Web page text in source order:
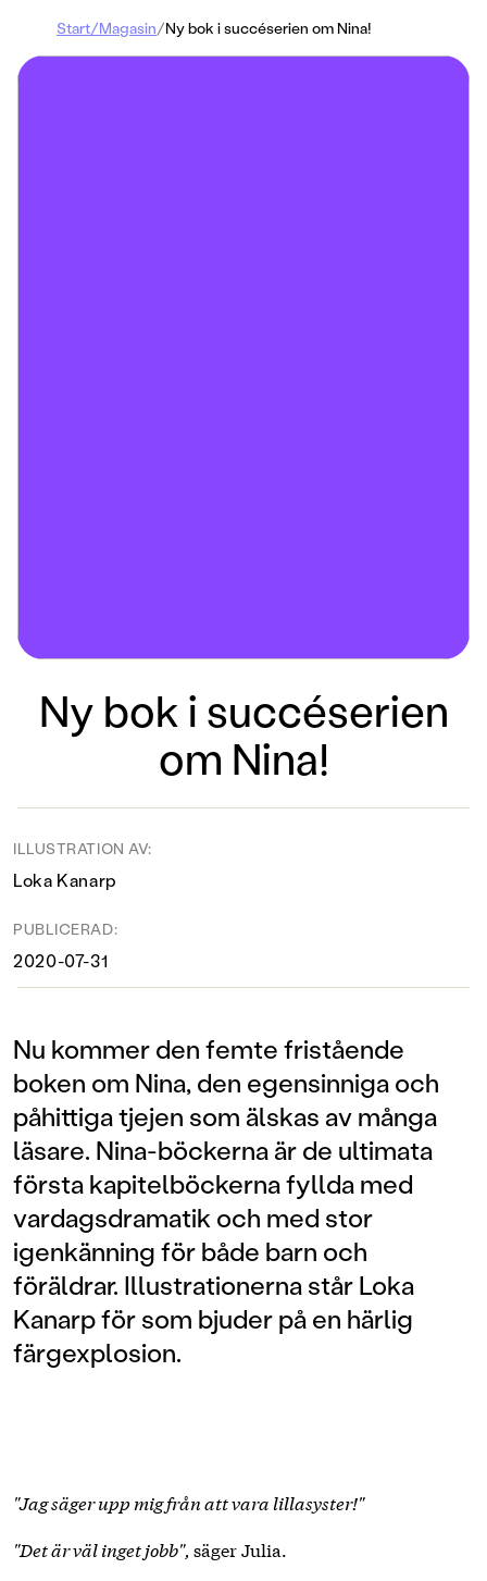
Start/Magasin/Ny bok i succéserien om Nina!
Ny bok i succéserien
om Nina!
ILLUSTRATION AV:
Loka Kanarp
PUBLICERAD:
2020-07-31
Nu kommer den femte fristående
boken om Nina, den egensinniga och
påhittiga tjejen som älskas av många
läsare. Nina-böckerna är de ultimata
första kapitelböckerna fyllda med
vardagsdramatik och med stor
igenkänning för både barn och
föräldrar. Illustrationerna står Loka
Kanarp för som bjuder på en härlig
färgexplosion.
"Jag säger upp mig från att vara lillasyster!"
"Det är väl inget jobb", säger Julia.